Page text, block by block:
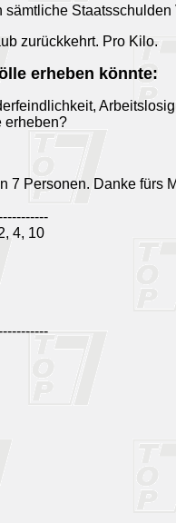
Staatsschulden
zurückkehrt. Pro Kilo.
erheben könnte:
erheben?
7 Personen. Danke fürs
4, 10